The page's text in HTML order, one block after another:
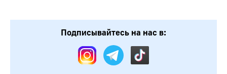
Подписывайтесь на нас в: